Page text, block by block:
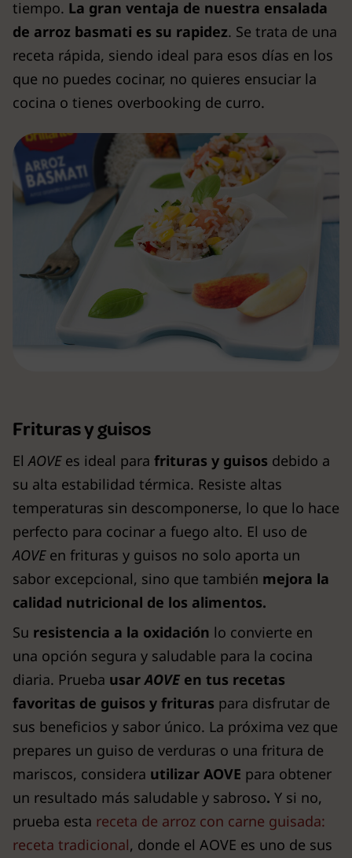
tiempo. La gran ventaja de nuestra ensalada
de arroz basmati es su rapidez. Se trata de una
receta rápida, siendo ideal para esos días en los
que no puedes cocinar, no quieres ensuciar la
cocina o tienes overbooking de curro.
Frituras y guisos
ElAOVEes ideal para frituras y guisos debido a
su alta estabilidad térmica. Resiste altas
temperaturas sin descomponerse, lo que lo hace
perfecto para cocinar a fuego alto. El uso de
AOVEen frituras y guisos no solo aporta un
sabor excepcional, sino que también mejora la
calidad nutricional de los alimentos.
Su resistencia a la oxidación lo convierte en
una opción segura y saludable para la cocina
diaria. Prueba usarAOVE en tus recetas
favoritas de guisos y frituras para disfrutar de
sus beneficios y sabor único. La próxima vez que
prepares un guiso de verduras o una fritura de
mariscos, considera utilizar AOVE para obtener
un resultado más saludable y sabroso. Y si no,
prueba esta receta de arroz con carne guisada:
receta tradicional, donde el AOVE es uno de sus